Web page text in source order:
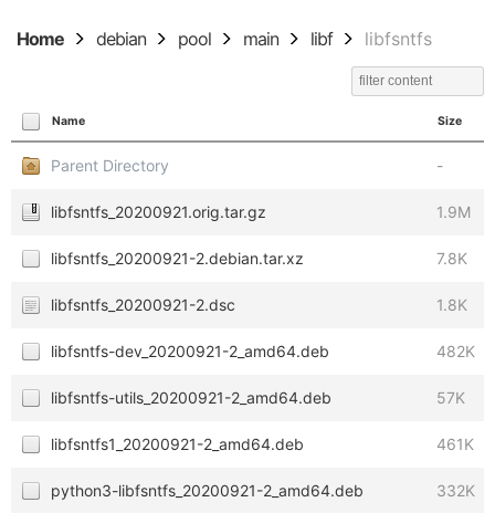
Home debian pool main libf libfsntfs
Name Size
Parent Directory -
libfsntfs_20200921.orig.tar.gz 1.9M
libfsntfs_20200921-2.debian.tar.xz 7.8K
libfsntfs_20200921-2.dsc 1.8K
libfsntfs-dev_20200921-2_amd64.deb 482K
libfsntfs-utils_20200921-2_amd64.deb 57K
libfsntfs1_20200921-2_amd64.deb 461K
python3-libfsntfs_20200921-2_amd64.deb 332K